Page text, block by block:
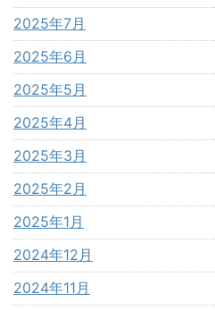
2025年7月
2025年6月
2025年5月
2025年4月
2025年3月
2025年2月
2025年1月
2024年12月
2024年11月